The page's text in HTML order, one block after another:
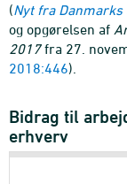
(Nyt fra Danmarks
og opgørelsen af
2017fra 27.
2018:446)
Bidrag til
erhverv